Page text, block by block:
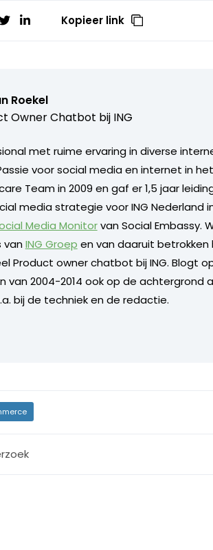
Kopieer link
Roekel
Owner Chatbot bij ING
met ruime ervaring in diverse
voor social media en internet in
Team in 2009 en gaf er 1,5 jaar
media strategie voor ING Nederland
Media Monitorvan Social Embassy.
vanING Groep en van daaruit
Product owner chatbot bij ING. Blogt
van 2004-2014 ook op de achtergrond
bij de techniek en de redactie.